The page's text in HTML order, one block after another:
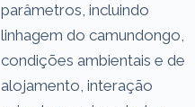
parâmetros, incluindo
linhagem do camundongo,
condições ambientais e de
alojamento, interação